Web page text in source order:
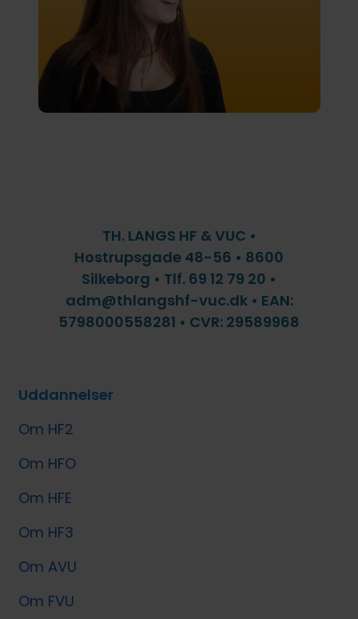
TH. LANGS HF & VUC •
Hostrupsgade 48-56 • 8600
Silkeborg • Tlf. 69 12 79 20 •
adm@thlangshf-vuc.dk • EAN:
5798000558281 • CVR: 29589968
Uddannelser
Om HF2
Om HFO
Om HFE
Om HF3
Om AVU
Om FVU